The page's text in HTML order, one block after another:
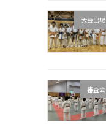
大会出場
審査会